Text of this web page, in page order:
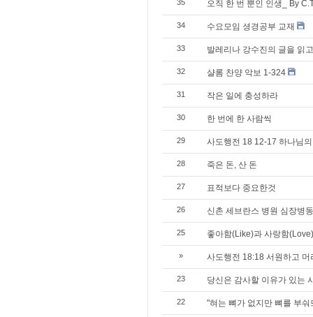
35 오직 한 번 뿐인 인생_ By
34 수요모임 셩경공부 교재
33 발레리나 강수진의 글을 읽고
32 샬롬 찬양 악보 1-324
31 작은 일에 충성하라
30 한 번에 한 사람씩
29 사도행전 18 12-17 하나님
28 죽은 돈, 산 돈
27 표적보다 중요한것
26 신촌 세브란스 병원 심장병
25 좋아함(Like)과 사랑함(Love)
» 사도행전 18:18 서원하고 머
23 당신은 감사할 이유가 있는
22 "혀는 뼈가 없지만 뼈를 부숴